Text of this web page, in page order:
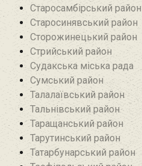
Старосамбірський район
Старосинявський район
Сторожинецький район
Стрийський район
Судакська міська рада
Сумський район
Талалаївський район
Тальнівський район
Таращанський район
Тарутинський район
Татарбунарський район